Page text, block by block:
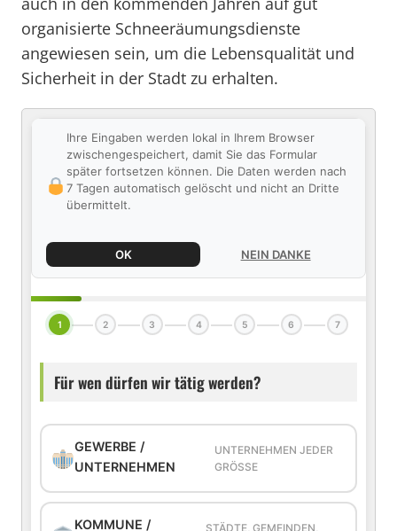
organisierte Schneeräumungsdienste
angewiesen sein, um die Lebensqualität und
Sicherheit in der Stadt zu erhalten.
Ihre Eingaben werden lokal in Ihrem Browser
zwischengespeichert, damit Sie das Formular
später fortsetzen können. Die Daten werden nach
7 Tagen automatisch gelöscht und nicht an Dritte
übermittelt.
OK NEIN DANKE
1 2 3 4 5 6 7
Für wen dürfen wir tätig werden?
GEWERBE /
UNTERNEHMEN
UNTERNEHMEN JEDER
GRÖSSE
KOMMUNE /
STÄDTE, GEMEINDEN,